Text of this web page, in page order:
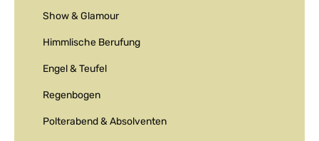
Show & Glamour
Himmlische Berufung
Engel & Teufel
Regenbogen
Polterabend & Absolventen